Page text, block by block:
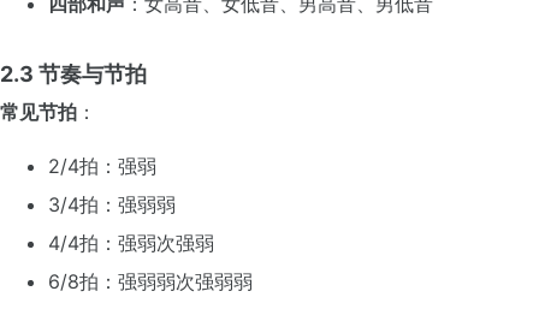
2.3 节奏与节拍
常见节拍 ：
2/4拍：强弱
3/4拍：强弱弱
4/4拍：强弱次强弱
6/8拍：强弱弱次强弱弱